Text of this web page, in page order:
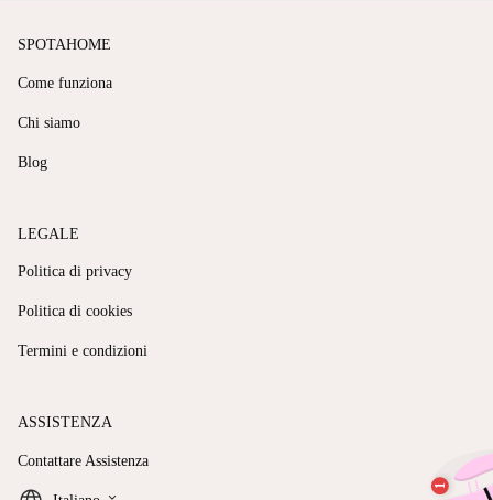
SPOTAHOME
Come funziona
Chi siamo
Blog
LEGALE
Politica di privacy
Politica di cookies
Termini e condizioni
ASSISTENZA
Contattare Assistenza